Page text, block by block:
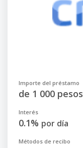
Importe del préstamo
de 1 000 pesos
Interés
0.1% por día
Métodos de recibo